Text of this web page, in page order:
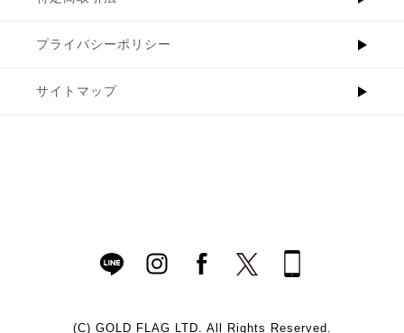
プライバシーポリシー
サイトマップ
(C) GOLD FLAG LTD. All Rights Reserved.